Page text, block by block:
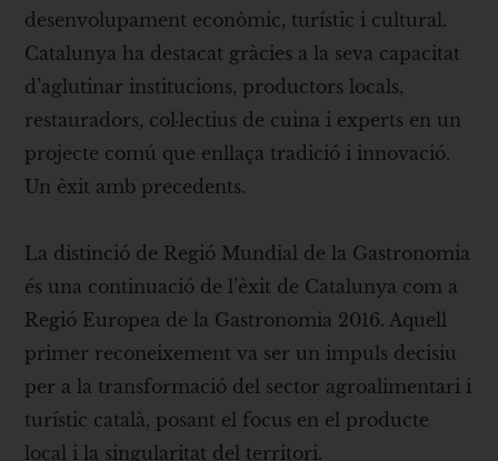
desenvolupament econòmic, turístic i cultural.
Catalunya ha destacat gràcies a la seva capacitat
d’aglutinar institucions, productors locals,
restauradors, col·lectius de cuina i experts en un
projecte comú que enllaça tradició i innovació.
Un èxit amb precedents.
La distinció de Regió Mundial de la Gastronomia
és una continuació de l’èxit de Catalunya com a
Regió Europea de la Gastronomia 2016. Aquell
primer reconeixement va ser un impuls decisiu
per a la transformació del sector agroalimentari i
turístic català, posant el focus en el producte
local i la singularitat del territori.